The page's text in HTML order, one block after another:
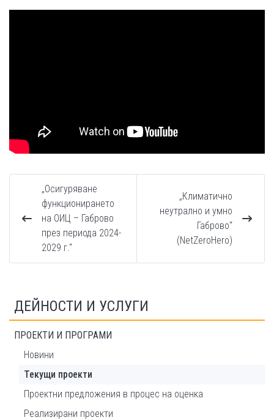
„Осигуряване
функционирането
на ОИЦ – Габрово
през периода 2024-
2029 г.“
„Климатично
неутрално и умно
Габрово“
(NetZeroHero)
ДЕЙНОСТИ И УСЛУГИ
ПРОЕКТИ И ПРОГРАМИ
Новини
Текущи проекти
Проектни предложения в процес на оценка
Реализирани проекти